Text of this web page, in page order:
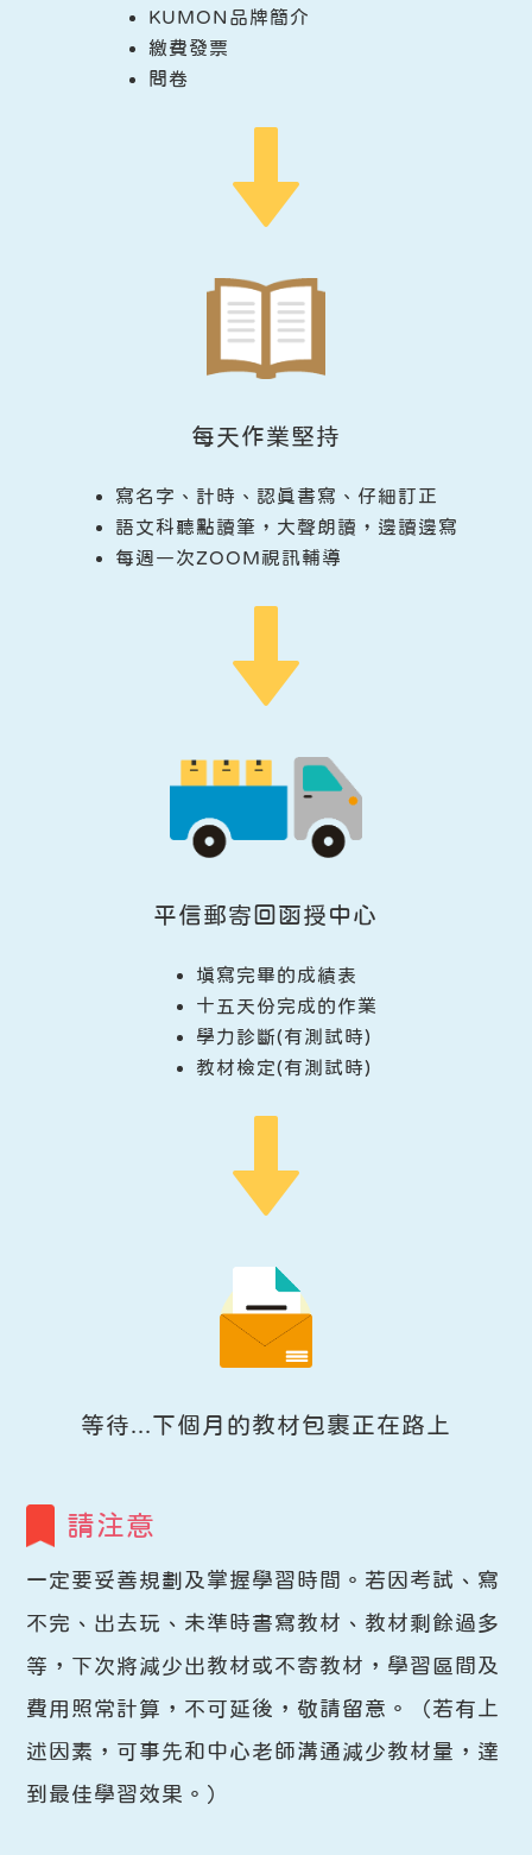
KUMON品牌簡介
繳費發票
問卷
每天作業堅持
寫名字、計時、認真書寫、仔細訂正
語文科聽點讀筆，大聲朗讀，邊讀邊寫
每週一次ZOOM視訊輔導
平信郵寄回函授中心
填寫完畢的成績表
十五天份完成的作業
學力診斷(有測試時)
教材檢定(有測試時)
等待...下個月的教材包裹正在路上
請注意
一定要妥善規劃及掌握學習時間。若因考試、寫
不完、出去玩、未準時書寫教材、教材剩餘過多
等，下次將減少出教材或不寄教材，學習區間及
費用照常計算，不可延後，敬請留意。（若有上
述因素，可事先和中心老師溝通減少教材量，達
到最佳學習效果。）